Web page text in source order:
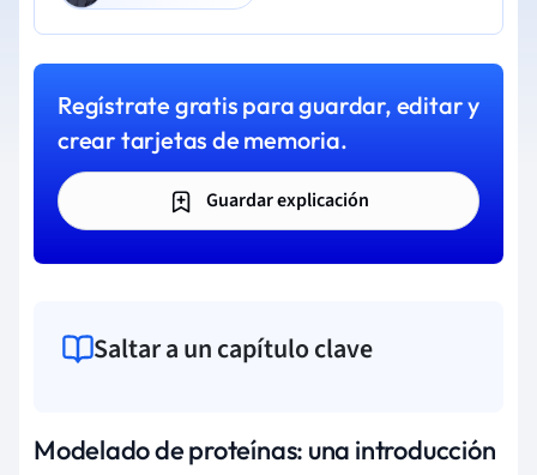
Regístrate gratis para guardar, editar y
crear tarjetas de memoria.
Guardar explicación
Saltar a un capítulo clave
Modelado de proteínas: una introducción